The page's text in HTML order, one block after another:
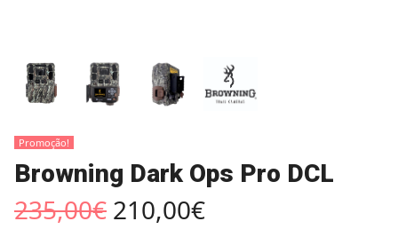
Promoção!
Browning Dark Ops Pro DCL
235,00€ 210,00€